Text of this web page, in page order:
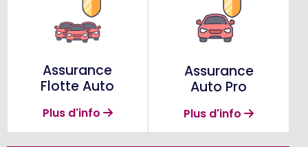
Assurance
Flotte Auto
Plus d'info
Assurance
Auto Pro
Plus d'info